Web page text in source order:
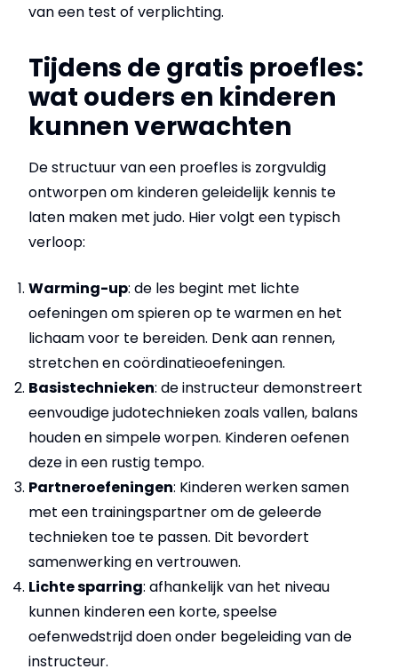
van een test of verplichting.
Tijdens de gratis proefles:
wat ouders en kinderen
kunnen verwachten
De structuur van een proefles is zorgvuldig
ontworpen om kinderen geleidelijk kennis te
laten maken met judo. Hier volgt een typisch
verloop:
Warming-up: de les begint met lichte
oefeningen om spieren op te warmen en het
lichaam voor te bereiden. Denk aan rennen,
stretchen en coördinatieoefeningen.
Basistechnieken: de instructeur demonstreert
eenvoudige judotechnieken zoals vallen, balans
houden en simpele worpen. Kinderen oefenen
deze in een rustig tempo.
Partneroefeningen: Kinderen werken samen
met een trainingspartner om de geleerde
technieken toe te passen. Dit bevordert
samenwerking en vertrouwen.
Lichte sparring: afhankelijk van het niveau
kunnen kinderen een korte, speelse
oefenwedstrijd doen onder begeleiding van de
instructeur.